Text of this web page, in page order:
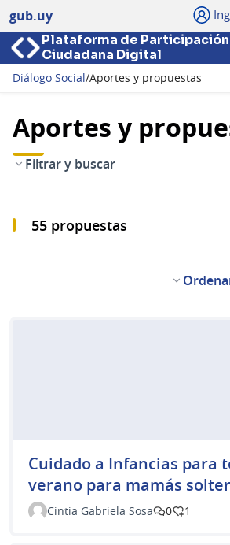
gub.uy
Plataforma de Participación
Ciudadana Digital
Diálogo Social/Aportes y propuestas
Aportes y
Filtrar y buscar
55 propuestas
Cuidado a Infancias para
verano para mamás
Cintia Gabriela Sosa 0 1